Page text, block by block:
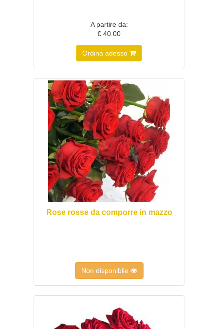
A partire da:
€ 40.00
Ordina adesso
Rose rosse da comporre in mazzo
Non disponibile